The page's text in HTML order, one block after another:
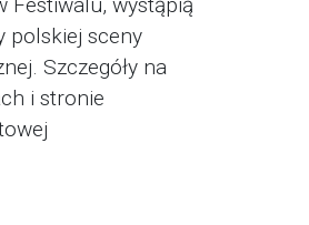
polskiej sceny
Szczegóły na
i stronie